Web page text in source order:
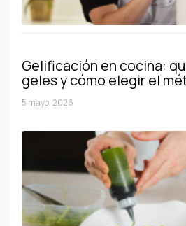
Gelificación en cocina:
geles y cómo elegir el
5 mayo, 2026